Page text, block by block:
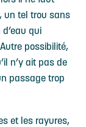
un tel trou sans
qui
possibilité,
n’y ait pas de
passage trop
et les rayures,